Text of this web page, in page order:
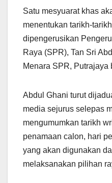
p
p
m o
o
k
Satu mesyuarat khas
menentukan tarikh-
dipengerusikan
Raya (SPR), Tan Sri
Menara SPR, Putrajaya
Abdul Ghani turut
media sejurus selepas
mengumumkan tarikh
penamaan calon, hari
yang akan digunakan
melaksanakan pilihan